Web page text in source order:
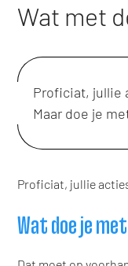
Wat met
Proficiat, jullie
Maar doe je
Proficiat, jullie
Wat doe je